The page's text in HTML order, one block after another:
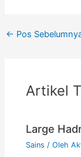
← Pos
Artikel
Large
Sains / Oleh